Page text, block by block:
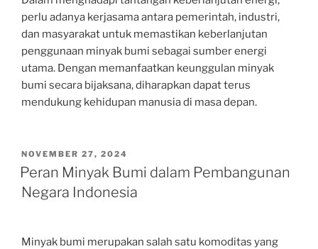
perlu adanya kerjasama antara pemerintah, industri,
dan masyarakat untuk memastikan keberlanjutan
penggunaan minyak bumi sebagai sumber energi
utama. Dengan memanfaatkan keunggulan minyak
bumi secara bijaksana, diharapkan dapat terus
mendukung kehidupan manusia di masa depan.
POSTED
ON
NOVEMBER 27, 2024
Peran Minyak Bumi dalam Pembangunan
Negara Indonesia
Minyak bumi merupakan salah satu komoditas yang